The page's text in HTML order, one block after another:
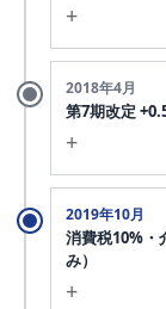
+
処遇改善加算
に上がらず。
2018年4月
第7期改定
+
介護療養型医
の報酬設計
2019年10月
消費税10%・
み）
+